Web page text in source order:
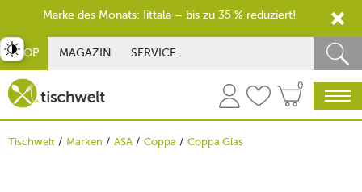
SHOP MAGAZIN SERVICE
0
Tischwelt Marken ASA Coppa Coppa Glas
umschalten
Marke des Monats: Iittala – bis zu 35 % reduziert!